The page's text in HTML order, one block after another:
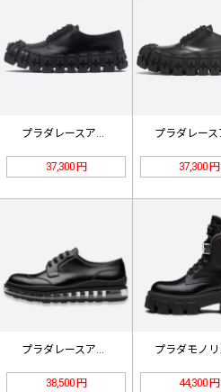
プラダレースアップスタッズダービーシ…
37,300 円 37,300 円
プラダレースアップダービーシューズ2…
38,500 円 44,300 円